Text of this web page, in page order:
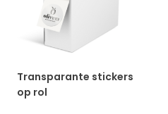
Transparante stickers
op rol